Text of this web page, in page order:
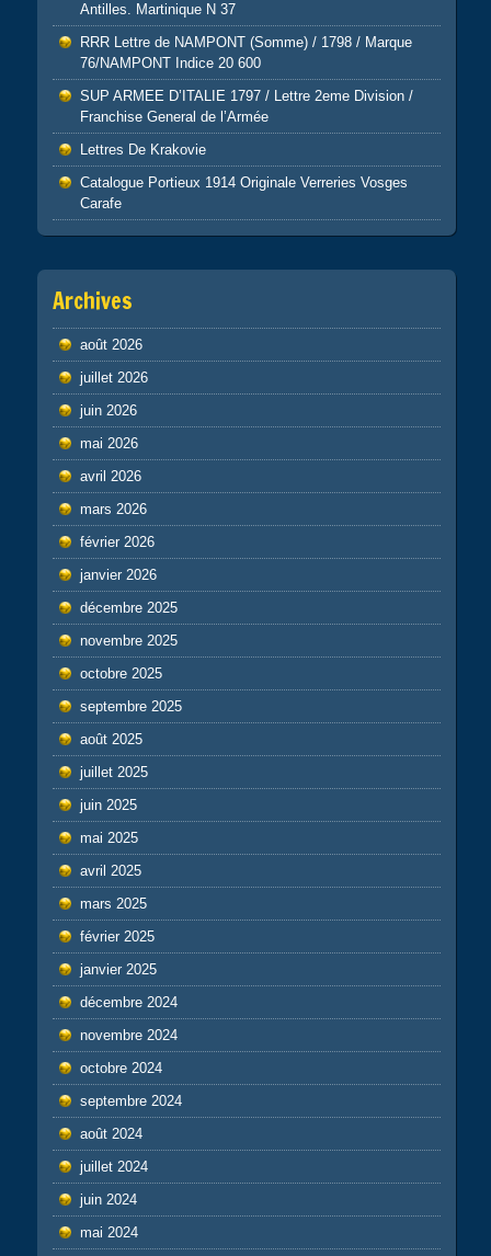
Antilles. Martinique N 37
RRR Lettre de NAMPONT (Somme) / 1798 / Marque
76/NAMPONT Indice 20 600
SUP ARMEE D’ITALIE 1797 / Lettre 2eme Division /
Franchise General de l’Armée
Lettres De Krakovie
Catalogue Portieux 1914 Originale Verreries Vosges
Carafe
Archives
août 2026
juillet 2026
juin 2026
mai 2026
avril 2026
mars 2026
février 2026
janvier 2026
décembre 2025
novembre 2025
octobre 2025
septembre 2025
août 2025
juillet 2025
juin 2025
mai 2025
avril 2025
mars 2025
février 2025
janvier 2025
décembre 2024
novembre 2024
octobre 2024
septembre 2024
août 2024
juillet 2024
juin 2024
mai 2024